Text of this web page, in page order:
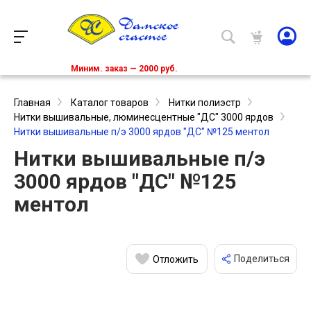
Миним. заказ — 2000 руб.
Главная Каталог товаров
Нитки полиэстр
Нитки вышивальные, люминесцентные "ДС" 3000 ярдов
Нитки вышивальные п/э 3000 ярдов "ДС" №125 ментол
Нитки вышивальные п/э
3000 ярдов "ДС" №125
ментол
Отложить Поделиться